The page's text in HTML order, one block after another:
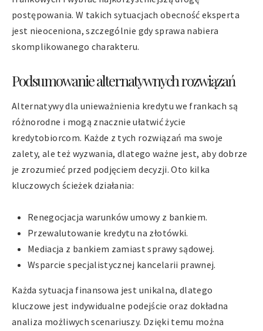
postępowania. W takich sytuacjach obecność eksperta
jest nieoceniona, szczególnie gdy sprawa nabiera
skomplikowanego charakteru.
Podsumowanie alternatywnych rozwiązań
Alternatywy dla unieważnienia kredytu we frankach są
różnorodne i mogą znacznie ułatwić życie
kredytobiorcom. Każde z tych rozwiązań ma swoje
zalety, ale też wyzwania, dlatego ważne jest, aby dobrze
je zrozumieć przed podjęciem decyzji. Oto kilka
kluczowych ścieżek działania:
Renegocjacja warunków umowy z bankiem.
Przewalutowanie kredytu na złotówki.
Mediacja z bankiem zamiast sprawy sądowej.
Wsparcie specjalistycznej kancelarii prawnej.
Każda sytuacja finansowa jest unikalna, dlatego
kluczowe jest indywidualne podejście oraz dokładna
analiza możliwych scenariuszy. Dzięki temu można